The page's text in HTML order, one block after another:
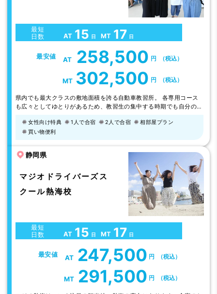
最短
日数
AT 15 日 MT 17 日
最安値 AT 258,500 円 （税込）
MT 302,500 円 （税込）
県内でも最大クラスの敷地面積を誇る自動車教習所。 各専用コース
も広々としてゆとりがあるため、教習生の集中する時期でも自分の苦
す。 「いきなりコースに出るのは少し不安」という方のために、
「トレーチャー」というシミュレーション教習を1時限目に取り入れ
ドバイスが可能。あなたの運転免許…
女性向け特典 1人で合宿 2人で合宿
相部屋プラン
買い物便利
静岡県
マジオドライバーズス
クール熱海校
最短
日数
AT 15 日 MT 17 日
最安値 AT 247,500 円 （税込）
MT 291,500 円 （税込）